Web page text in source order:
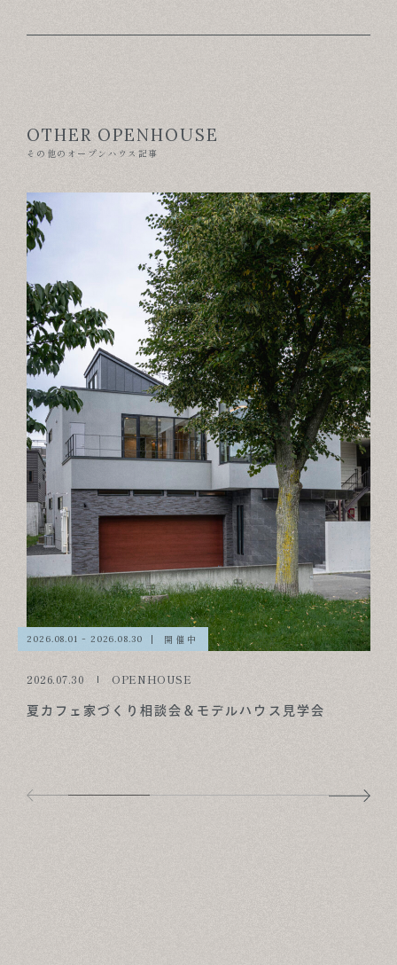
OTHER OPENHOUSE
その他のオープンハウス記事
2026.08.01 - 2026.08.30 開催中
2026.07.30 OPENHOUSE
夏カフェ家づくり相談会＆モデルハウス見学会